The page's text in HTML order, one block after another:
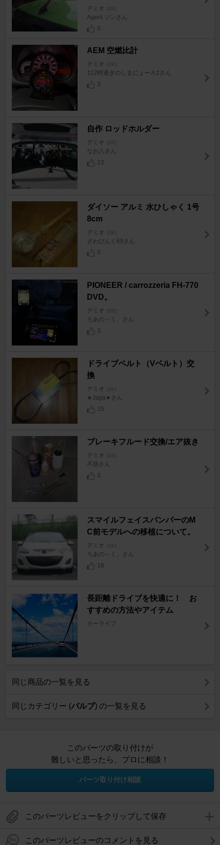
デミオ [DE]
Agent ジンさん
0
AEM 空燃比計
デミオ
‡12時過ぎのしまにょーろ‡さん
3
自作 ロッドホルダー
デミオ
なお八さん
13
ダイソー アルミ 水ひしゃく 1号
8cm
デミオ
ざわぴんく69さん
0
PIONEER / carrozzeria FH-770
DVD。
デミオ
ろあの～く。さん
3
ドライブベルト（Vベルト）交
換
デミオ
★Jaga★さん
15
ブレーキフルード交換/エア抜き
デミオ
不惑さん
3
スマイルフェイスバンパーのM
C前モデルへの移植について。
デミオ
ろあの～く。さん
18
長距離ドライブを快適に！ お
すすめの方法やアイテム
カーライフ
同じ商品の一覧を見る
同じカテゴリー (バルブ) の一覧を見る
このパーツの取り付けが
難しいと思ったら、プロに相談！
パーツ取り付け相談
このパーツレビューをクリップして保存
このパーツレビューのコメントを見る